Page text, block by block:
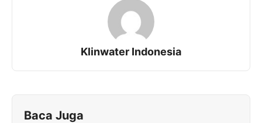
Klinwater Indonesia
Baca Juga